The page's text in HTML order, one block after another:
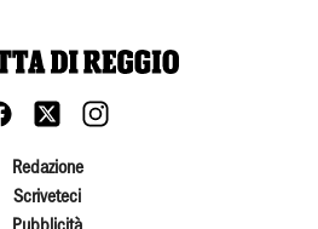
Redazione
Scriveteci